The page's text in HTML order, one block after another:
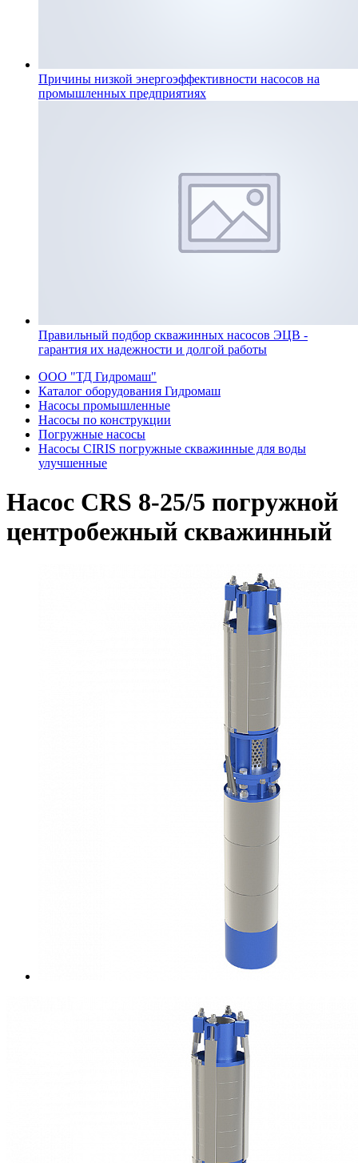
Причины низкой энергоэффективности насосов на
промышленных предприятиях
Правильный подбор скважинных насосов ЭЦВ -
гарантия их надежности и долгой работы
ООО "ТД Гидромаш"
Каталог оборудования Гидромаш
Насосы промышленные
Насосы по конструкции
Погружные насосы
Насосы CIRIS погружные скважинные для воды
улучшенные
Насос CRS 8-25/5 погружной
центробежный скважинный